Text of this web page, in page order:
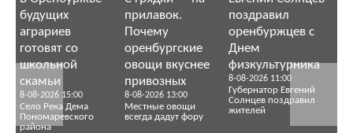
будущих
аграриев
готовят со
школьной
скамьи
8-08-2026 15:00
Село Река Дема
Пономаревского
района
прилавок.
Почему
оренбургские
овощи вкуснее
привозных
8-08-2026 13:00
Местные овощи
всегда дадут фору
поздравил
оренбуржцев с
Днем
физкультурника
8-08-2026 11:00
Губернатор Евгений
Солнцев поздравил
жителей